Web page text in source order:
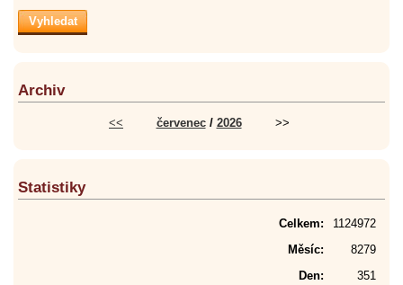
Archiv
<< červenec/ 2026 >>
Statistiky
Celkem:
1124972
Měsíc:
8279
Den:
351